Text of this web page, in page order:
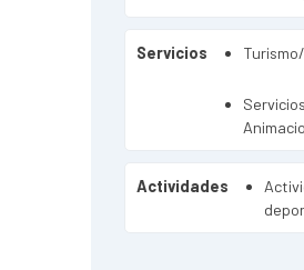
Servicios
Servicios
Actividades